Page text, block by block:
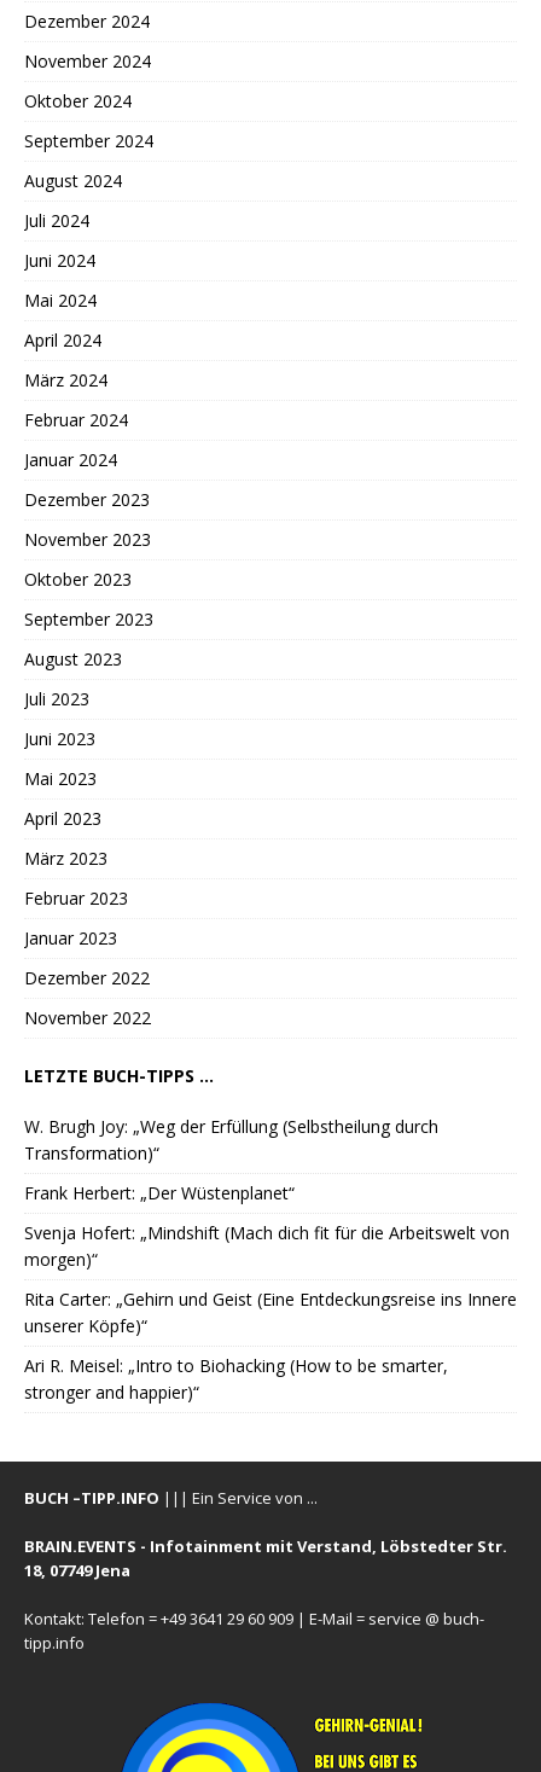
Dezember 2024
November 2024
Oktober 2024
September 2024
August 2024
Juli 2024
Juni 2024
Mai 2024
April 2024
März 2024
Februar 2024
Januar 2024
Dezember 2023
November 2023
Oktober 2023
September 2023
August 2023
Juli 2023
Juni 2023
Mai 2023
April 2023
März 2023
Februar 2023
Januar 2023
Dezember 2022
November 2022
LETZTE BUCH-TIPPS ...
W. Brugh Joy: „Weg der Erfüllung (Selbstheilung durch
Transformation)“
Frank Herbert: „Der Wüstenplanet“
Svenja Hofert: „Mindshift (Mach dich fit für die Arbeitswelt von
morgen)“
Rita Carter: „Gehirn und Geist (Eine Entdeckungsreise ins Innere
unserer Köpfe)“
Ari R. Meisel: „Intro to Biohacking (How to be smarter,
stronger and happier)“
BUCH –TIPP.INFO ||| Ein Service von ...
BRAIN.EVENTS - Infotainment mit Verstand, Löbstedter Str.
18, 07749 Jena
Kontakt: Telefon = +49 3641 29 60 909 | E-Mail = service @ buch-
tipp.info